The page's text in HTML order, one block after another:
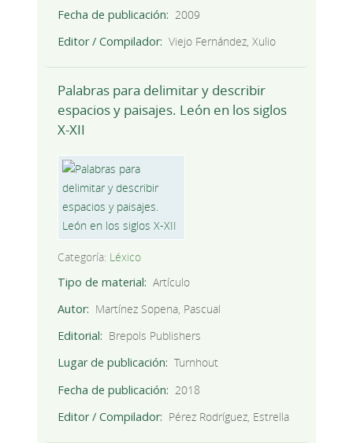
Fecha de publicación
2009
Editor / Compilador
Viejo Fernández, Xulio
Palabras para delimitar y describir
espacios y paisajes. León en los siglos
X-XII
Categoría: Léxico
Tipo de material
Artículo
Autor
Martínez Sopena, Pascual
Editorial
Brepols Publishers
Lugar de publicación
Turnhout
Fecha de publicación
2018
Editor / Compilador
Pérez Rodríguez, Estrella